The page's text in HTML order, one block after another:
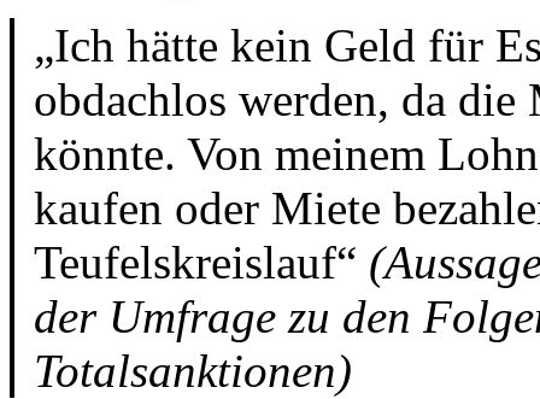
„Ich hätte kein Geld für
obdachlos werden, da
könnte. Von meinem
kaufen oder Miete
Teufelskreislauf“
der Umfrage zu den
Totalsanktionen)